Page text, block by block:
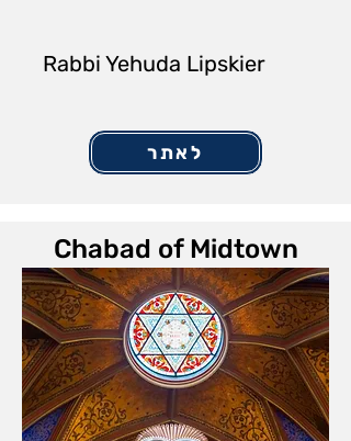
Rabbi Yehuda Lipskier
לאתר
Chabad of Midtown